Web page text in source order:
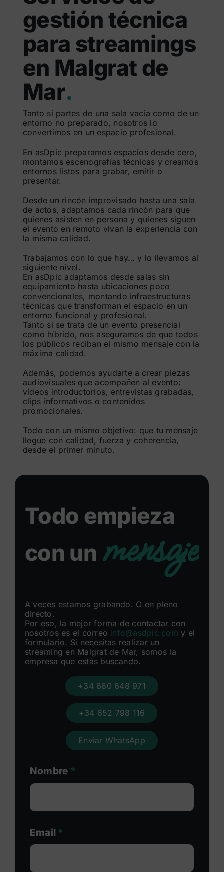
gestión técnica
para streamings
en Malgrat de
Mar.
Tanto si partes de una sala vacía como de un
entorno no preparado, nosotros lo
convertimos en un espacio profesional.
En asDpic preparamos espacios desde cero,
montamos escenografías técnicas y creamos
entornos listos para grabar, emitir o
presentar.
Desde un rincón improvisado hasta una sala
de actos, adaptamos cada rincón para que
quienes asisten en persona y quienes siguen
el evento en remoto vivan la experiencia con
la misma calidad.
Trabajamos con lo que hay… y lo llevamos al
siguiente nivel.
En asDpic adaptamos desde salas sin
equipamiento hasta ubicaciones poco
convencionales, montando infraestructuras
técnicas que transforman el espacio en un
entorno funcional y profesional.
Tanto si se trata de un evento presencial
como híbrido, nos aseguramos de que todos
los públicos reciban el mismo mensaje con la
máxima calidad.
Además, podemos ayudarte a crear piezas
audiovisuales que acompañen al evento:
vídeos introductorios, entrevistas grabadas,
clips informativos o contenidos
promocionales.
Todo con un mismo objetivo: que tu mensaje
llegue con calidad, fuerza y coherencia,
desde el primer minuto.
Todo empieza
con un mensaje
A veces estamos grabando. O en pleno
directo.
Por eso, la mejor forma de contactar con
nosotros es el correo info@asdpic.com y el
formulario. Si necesitas realizar un
streaming en Malgrat de Mar, somos la
empresa que estás buscando.
+34 660 648 971
+34 652 798 116
Enviar WhatsApp
Nombre *
Email *